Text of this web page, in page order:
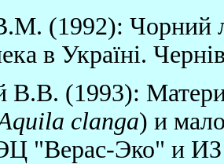
(1992): Чорний
в Українi.
В.В. (1993):
clanga) и
"Верас-Эко" и ИЗ